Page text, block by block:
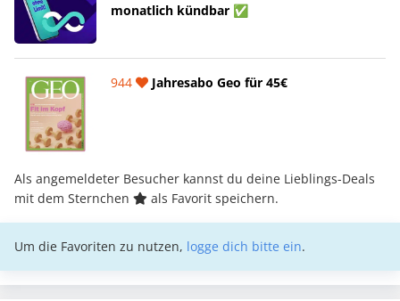
monatlich kündbar ✅
944 Jahresabo Geo für 45€
Als angemeldeter Besucher kannst du deine Lieblings-Deals
mit dem Sternchen
als Favorit speichern.
Um die Favoriten zu nutzen, logge dich bitte ein.